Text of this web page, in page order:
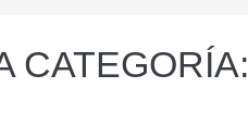
CATEGORÍA: